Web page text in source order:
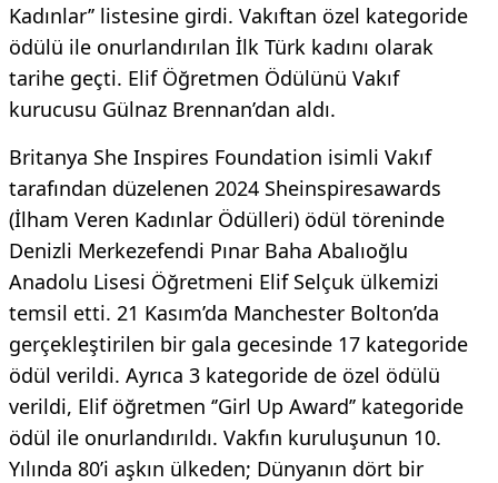
Kadınlar’’ listesine girdi. Vakıftan özel kategoride
ödülü ile onurlandırılan İlk Türk kadını olarak
tarihe geçti. Elif Öğretmen Ödülünü Vakıf
kurucusu Gülnaz Brennan’dan aldı.
Britanya She Inspires Foundation isimli Vakıf
tarafından düzelenen 2024 Sheinspiresawards
(İlham Veren Kadınlar Ödülleri) ödül töreninde
Denizli Merkezefendi Pınar Baha Abalıoğlu
Anadolu Lisesi Öğretmeni Elif Selçuk ülkemizi
temsil etti. 21 Kasım’da Manchester Bolton’da
gerçekleştirilen bir gala gecesinde 17 kategoride
ödül verildi. Ayrıca 3 kategoride de özel ödülü
verildi, Elif öğretmen ‘’Girl Up Award’’ kategoride
ödül ile onurlandırıldı. Vakfın kuruluşunun 10.
Yılında 80’i aşkın ülkeden; Dünyanın dört bir